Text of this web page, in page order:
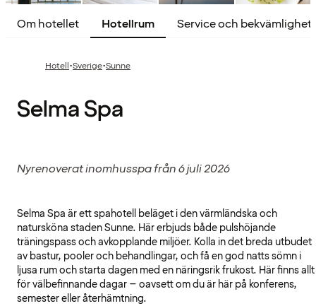
Om hotellet Hotellrum Service och
Hotell·Sverige·Sunne
Selma Spa
Nyrenoverat inomhusspa från 6 juli 2026
Selma Spa är ett spahotell beläget i den värmländska och
natursköna staden Sunne. Här erbjuds både pulshöjande
träningspass och avkopplande miljöer. Kolla in det breda utbudet
av bastur, pooler och behandlingar, och få en god natts sömn i
ljusa rum och starta dagen med en näringsrik frukost. Här finns allt
för välbefinnande dagar – oavsett om du är här på konferens,
semester eller återhämtning.